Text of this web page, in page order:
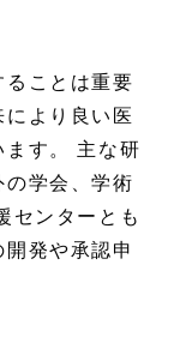
ことは重要
より良い医
ます。 主な研
学会、学術
センターとも
発や承認申